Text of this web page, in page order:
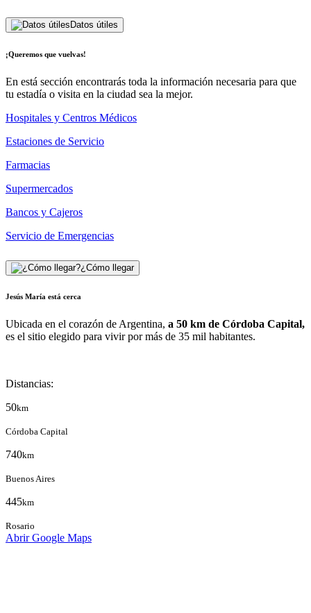
Datos útiles
¡Queremos que vuelvas!
En está sección encontrarás toda la información necesaria para que
tu estadía o visita en la ciudad sea la mejor.
Hospitales y Centros Médicos
Estaciones de Servicio
Farmacias
Supermercados
Bancos y Cajeros
Servicio de Emergencias
¿Cómo llegar
Jesús María está cerca
Ubicada en el corazón de Argentina, a 50 km de Córdoba Capital,
es el sitio elegido para vivir por más de 35 mil habitantes.
Distancias:
50km
Córdoba Capital
740km
Buenos Aires
445km
Rosario
Abrir Google Maps